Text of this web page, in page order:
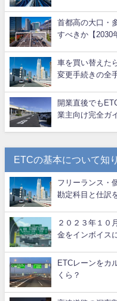
首都高の大口・
すべきか【2030
車を買い替えた
変更手続きの全
開業直後でも
業主向け完全ガ
ETCの基本について知
フリーランス・
勘定科目と仕訳
２０２３年１０
金をインボイス
ETCレーンをカ
くら？